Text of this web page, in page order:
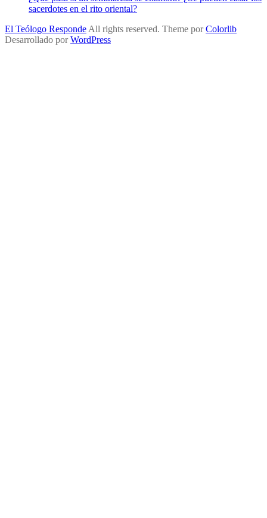
sacerdotes en el rito oriental?
El Teólogo Responde All rights reserved. Theme porColorlib
Desarrollado porWordPress